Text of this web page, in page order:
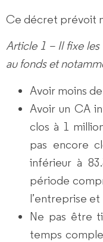
Ce décret prévoit
Article 1 – Il fixe
au fonds et
Avoir moins
Avoir un CA
clos à 1
pas encore
inférieur à
période
l’entreprise
Ne pas être
temps